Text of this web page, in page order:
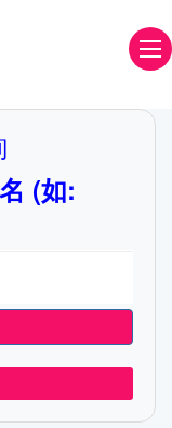
(如: